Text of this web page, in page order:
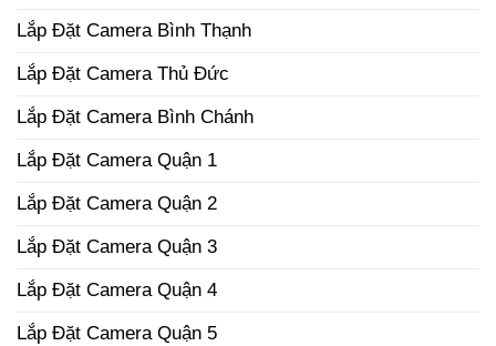
Lắp Đặt Camera Bình Thạnh
Lắp Đặt Camera Thủ Đức
Lắp Đặt Camera Bình Chánh
Lắp Đặt Camera Quận 1
Lắp Đặt Camera Quận 2
Lắp Đặt Camera Quận 3
Lắp Đặt Camera Quận 4
Lắp Đặt Camera Quận 5